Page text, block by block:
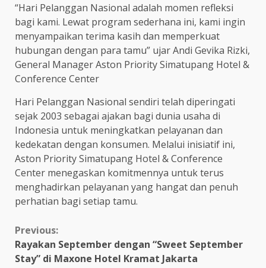
“Hari Pelanggan Nasional adalah momen refleksi
bagi kami. Lewat program sederhana ini, kami ingin
menyampaikan terima kasih dan memperkuat
hubungan dengan para tamu” ujar Andi Gevika Rizki,
General Manager Aston Priority Simatupang Hotel &
Conference Center
Hari Pelanggan Nasional sendiri telah diperingati
sejak 2003 sebagai ajakan bagi dunia usaha di
Indonesia untuk meningkatkan pelayanan dan
kedekatan dengan konsumen. Melalui inisiatif ini,
Aston Priority Simatupang Hotel & Conference
Center menegaskan komitmennya untuk terus
menghadirkan pelayanan yang hangat dan penuh
perhatian bagi setiap tamu.
Continue
Reading
Previous:
Rayakan September dengan “Sweet September
Stay” di Maxone Hotel Kramat Jakarta